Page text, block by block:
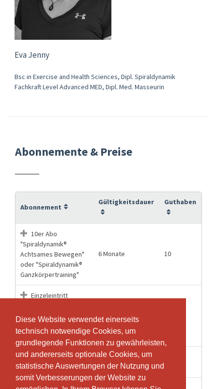
Diese Website verwendet einerseits
technisch notwendige Cookies, um
grundlegende Funktionen zu gewährleisten,
und andererseits optionale Cookies, um
statistische Auswertungen der Nutzung und
somit Verbesserungen der Website zu
Diese Website verwendet einerseits
technisch notwendige Cookies, um
grundlegende Funktionen zu gewährleisten,
und andererseits optionale Cookies, um
statistische Auswertungen der Nutzung und
somit Verbesserungen der Website zu
Eva Jenny
Bsc in Exercise and Health Sciences, Dipl. Spiraldynamik
Fachkraft Level Advanced MED, Dipl. Med. Masseurin
Abonnemente & Preise
Abonnement
Gültigkeitsdauer Guthaben
10er Abo
"Spiraldynamik®
Achtsames Bewegen"
oder "Spiraldynamik®
Ganzkörpertraining"
6 Monate 10
Einzeleintritt
Achtsames Bewegen"
Ganzkörpertraining"
1 Wochen
Spiraldynamik®
Einführungskurs
15 Wochen